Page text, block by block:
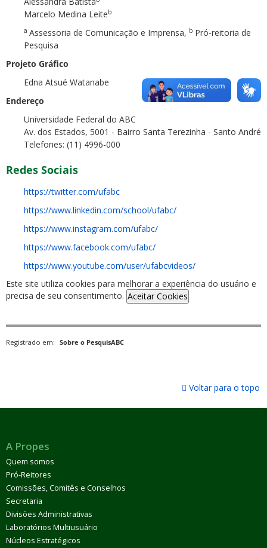
Marcelo Medina Leiteb
a Assessoria de Comunicação e Imprensa, b Pró-reitoria de
Pesquisa
Projeto Gráfico
Edna Atsué Watanabe
Endereço
Universidade Federal do ABC
Av. dos Estados, 5001 - Bairro Santa Terezinha - Santo André
Telefones: (11) 4996-000
Redes Sociais
https://twitter.com/ufabc
https://www.linkedin.com/school/ufabc/
https://www.instagram.com/ufabc/
https://www.facebook.com/ufabc/
https://www.youtube.com/user/ufabcvideos/
Este site utiliza cookies para melhorar a experiência do usuário e
precisa de seu consentimento. Aceitar Cookies
Registrado em: Sobre o PesquisABC
Voltar para o topo
A Propes
Quem somos
Pró-Reitores
Comissões, Comitês e Conselhos
Secretaria
Divisões Administrativas
Laboratórios Multiusuário
Núcleos Estratégicos